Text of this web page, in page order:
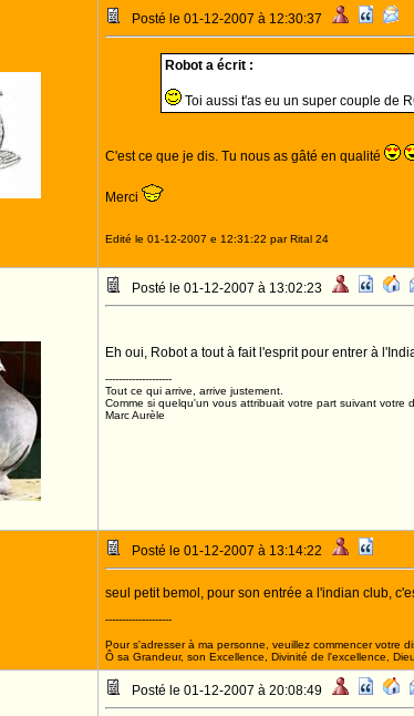
Posté le 01-12-2007 à 12:30:37
Robot a écrit :
Toi aussi t'as eu un super couple de
C'est ce que je dis. Tu nous as gâté en qualité
Merci
Edité le 01-12-2007 e 12:31:22 par Rital 24
Posté le 01-12-2007 à 13:02:23
Eh oui, Robot a tout à fait l'esprit pour entrer à
--------------------
Tout ce qui arrive, arrive justement.
Comme si quelqu'un vous attribuait votre part suivant votre
Marc Aurèle
Posté le 01-12-2007 à 13:14:22
seul petit bemol, pour son entrée a l'indian club,
--------------------
Pour s'adresser à ma personne, veuillez commencer votre
Ô sa Grandeur, son Excellence, Divinité de l'excellence,
Posté le 01-12-2007 à 20:08:49